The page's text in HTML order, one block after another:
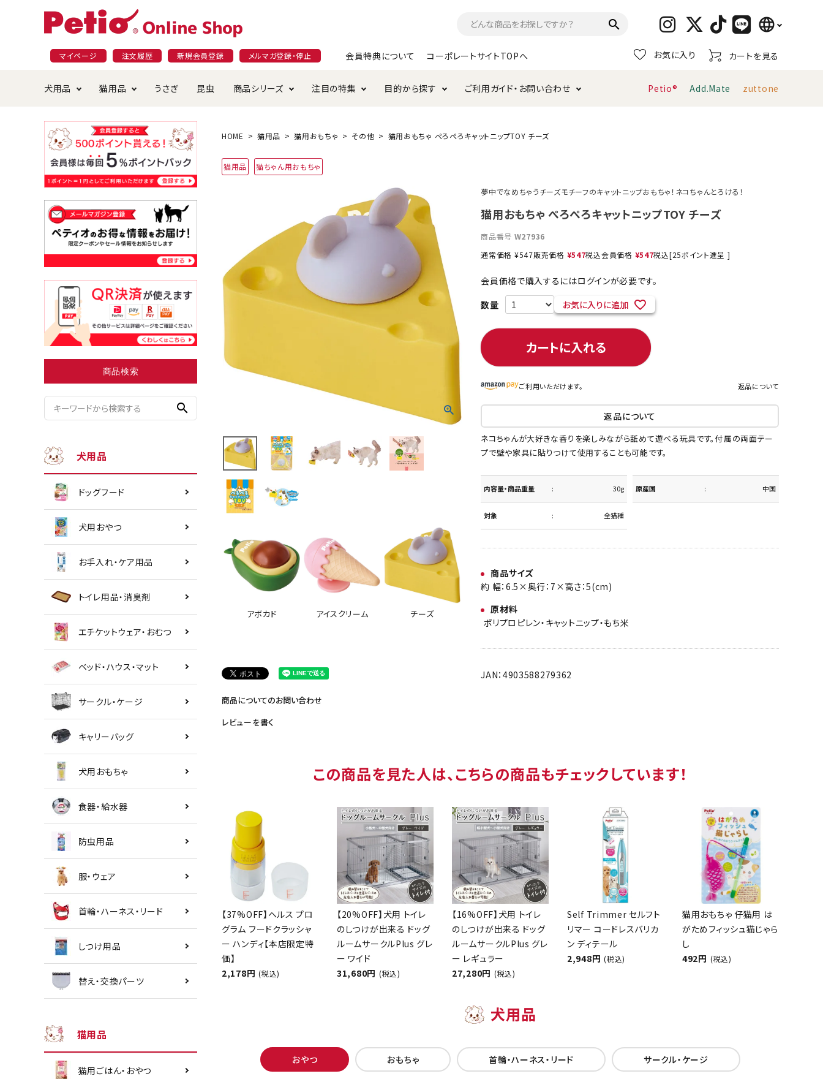
search language
日本語
English
マイページ 注文履歴 新規会員登録 メルマガ登録・停止 会員特典について コーポレートサイトTOPへ お気に入り カートを見る
犬用品
ドッグフード おやつ お手入れ・ケア用品
ペットシーツ ベッド・ハウス・マット
おもちゃ 服・ウェア
首輪・ハーネス・リード しつけ用品 替え・交換パーツ
猫用品
ごはん・おやつ お手入れ・ケア用品 トイレタリー・消臭剤
ベッド・ハウス・マット サークル・ケージ・タワー
食器・給水器 首輪・ハーネス
替え・交換パーツ
うさぎ 昆虫 商品シリーズ
プラクト 素材そのまま 極上
注目の特集
夜のお散歩特集 無添加特集 けりぐるみ特集
目的から探す
国産フード&おやつ特集 穀物不使用のグレインフリー
じゃらして遊ぶ 投げて遊ぶ デンタルおもちゃ
またたび・元気草 夜のお散歩
小型犬にオススメ まとめ買いでオトク！！ ネコポス対象商品一覧
ご利用ガイド・お問い合わせ
ショッピングガイド 会員特典について ご注文方法について
返品・交換について オンラインショップ利用規約
Petio® Add.Mate zuttone
商品検索
search
犬用品
ドッグフード
犬用おやつ
お手入れ・ケア用品
トイレ用品・消臭剤
エチケットウェア・おむつ
ベッド・ハウス・マット
サークル・ケージ
キャリーバッグ
犬用おもちゃ
食器・給水器
防虫用品
服・ウェア
首輪・ハーネス・リード
しつけ用品
替え・交換パーツ
猫用品
猫用ごはん・おやつ
HOME 猫用品 猫用おもちゃ その他 猫用おもちゃ ぺろぺろキャットニップTOY チーズ
猫用品 猫ちゃん用おもちゃ
アボカド アイスクリーム チーズ
商品についてのお問い合わせ
レビューを書く
夢中でなめちゃうチーズモチーフのキャットニップおもちゃ！ネコちゃんとろける！
猫用おもちゃ ぺろぺろキャットニップTOY チーズ
商品番号 W27936
通常価格 ¥547販売価格 ¥547税込会員価格 ¥547税込[25ポイント進呈 ]
会員価格で購入するにはログインが必要です。
お気に入りに追加
カートに入れる
ご利用いただけます。 返品について
返品について
ネコちゃんが大好きな香りを楽しみながら舐めて遊べる玩具です。付属の両面テー
プで壁や家具に貼りつけて使用することも可能です。
内容量・商品重量 30g 原産国 中国
対象 全猫種
商品サイズ
約 幅：6.5×奥行：7×高さ：5(cm)
原材料
ポリプロピレン・キャットニップ・もち米
JAN：4903588279362
この商品を見た人は、こちらの商品もチェックしています！
【37%OFF】ヘルス プロ
グラム フードクラッシャ
ー ハンディ【本店限定特
価】
2,178円 (税込)
【20%OFF】犬用 トイレ
のしつけが出来る ドッグ
ルームサークルPlus グレ
ー ワイド
31,680円 (税込)
【16%OFF】犬用 トイレ
のしつけが出来る ドッグ
ルームサークルPlus グレ
ー レギュラー
27,280円 (税込)
Self Trimmer セルフト
リマー コードレスバリカ
ン ディテール
2,948円 (税込)
猫用おもちゃ 仔猫用 は
がためフィッシュ猫じゃら
し
492円 (税込)
犬用品
おやつ おもちゃ 首輪・ハーネス・リード サークル・ケージ